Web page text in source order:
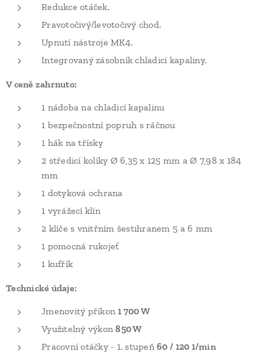
Redukce otáček.
Pravotočivý/levotočivý chod.
Upnutí nástroje MK4.
Integrovaný zásobník chladicí kapaliny.
V ceně zahrnuto:
1 nádoba na chladicí kapalinu
1 bezpečnostní popruh s ráčnou
1 hák na třísky
2 středicí kolíky Ø 6,35 x 125 mm a Ø 7,98 x 184
mm
1 dotyková ochrana
1 vyrážecí klín
2 klíče s vnitřním šestihranem 5 a 6 mm
1 pomocná rukojeť
1 kufřík
Technické údaje:
Jmenovitý příkon1 700 W
Využitelný výkon850 W
Pracovní otáčky - 1. stupeň60 / 120 1/min